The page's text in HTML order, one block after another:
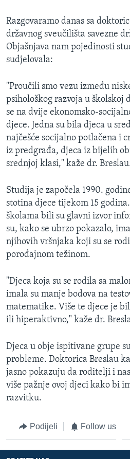
O GLASU AMERIKE
Learning English
PRATITE NAS
Jezici
Razgovaramo danas sa
državnog sveučilišta savezne
Objašnjava nam pojedinosti
sudjelovala:
"Proučili smo vezu između
psihološkog razvoja u školskoj
se na dvije ekonomsko-
djece. Jedna su bila djeca u
najčešće socijalno potlačena i
iz predgrađa, djeca iz bijelih
srednjoj klasi," kaže dr.
Studija je započela 1990.
stotina djece tijekom 15
školama bili su glavni izvor
su, kako se ubrzo pokazalo,
njihovih vršnjaka koji su se
porođajnom težinom.
"Djeca koja su se rodila sa
imala su manje bodova na
matematike. Više te djece je
ili hiperaktivno," kaže dr.
Djeca u obje ispitivane grupe
probleme. Doktorica Breslau
jasno pokazuju da roditelji i
više pažnje ovoj djeci kako bi
razvitku.
Podijeli Follow us